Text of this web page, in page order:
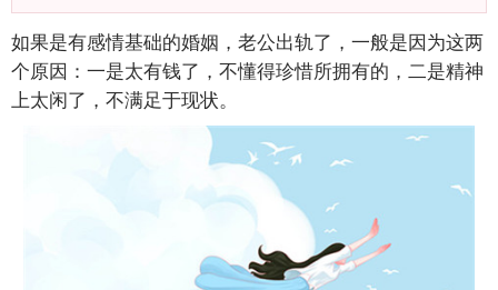
如果是有感情基础的婚姻，老公出轨了，一般是因为这两
个原因：一是太有钱了，不懂得珍惜所拥有的，二是精神
上太闲了，不满足于现状。